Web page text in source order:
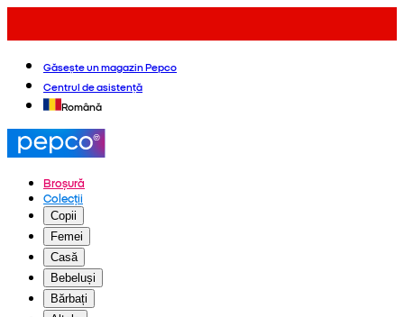
Găsește un magazin Pepco
Centrul de asistență
Română
Broșură
Colecții
Copii
Femei
Casă
Bebeluși
Bărbați